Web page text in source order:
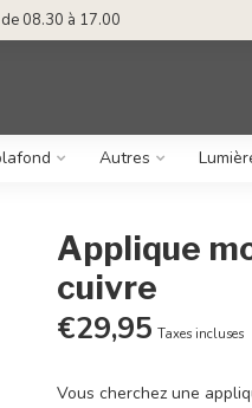
08.30 à 17.00
Autres
Applique
cuivre
€29,95 Taxes incluses
Vous cherchez une